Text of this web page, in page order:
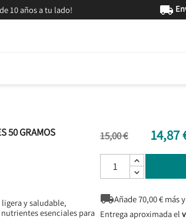
de 10 años a tu lado! 
50 GRAMOS
y saludable,
esenciales para
15,00 € 14,87
Añade70,00€ más
Entrega aproximada el